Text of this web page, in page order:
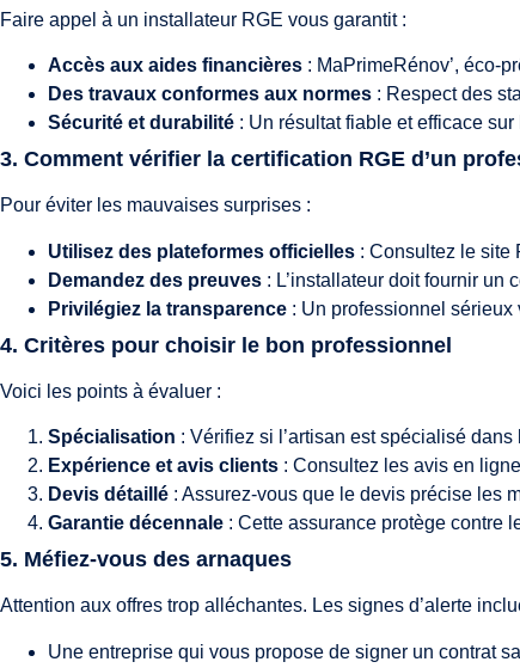
Faire appel à un installateur RGE vous garantit :
Accès aux aides financières : MaPrimeRénov’, éco-
Des travaux conformes aux normes : Respect des
Sécurité et durabilité : Un résultat fiable et efficace sur
3. Comment vérifier la certification RGE d’un
Pour éviter les mauvaises surprises :
Utilisez des plateformes officielles : Consultez le site
Demandez des preuves : L’installateur doit fournir un
Privilégiez la transparence : Un professionnel
4. Critères pour choisir le bon professionnel
Voici les points à évaluer :
Spécialisation : Vérifiez si l’artisan est spécialisé
Expérience et avis clients : Consultez les avis en
Devis détaillé : Assurez-vous que le devis précise les
Garantie décennale : Cette assurance protège contre
5. Méfiez-vous des arnaques
Attention aux offres trop alléchantes. Les signes d’alerte
Une entreprise qui vous propose de signer un contrat